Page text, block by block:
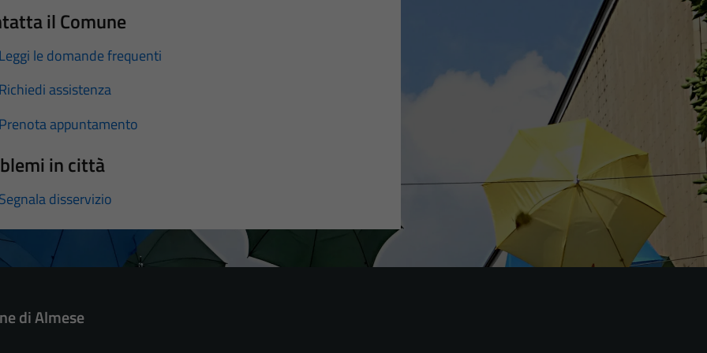
il Comune
le domande frequenti
assistenza
appuntamento
in città
disservizio
di Almese